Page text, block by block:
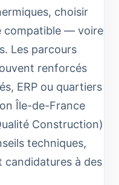
choisir
compatible — voire
Les parcours
renforcés
ERP ou quartiers
Île-de-France
Construction)
techniques,
à des